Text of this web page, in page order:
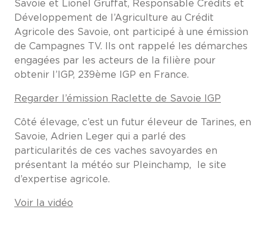
Savoie et Lionel Gruffat, Responsable Crédits et
Développement de l’Agriculture au Crédit
Agricole des Savoie, ont participé à une émission
de Campagnes TV. Ils ont rappelé les démarches
engagées par les acteurs de la filière pour
obtenir l’IGP, 239ème IGP en France.
Regarder l’émission Raclette de Savoie IGP
Côté élevage, c’est un futur éleveur de Tarines, en
Savoie, Adrien Leger qui a parlé des
particularités de ces vaches savoyardes en
présentant la météo sur Pleinchamp, le site
d’expertise agricole.
Voir la vidéo